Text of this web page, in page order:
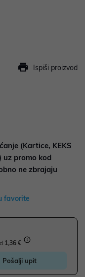
Ispiši proizvod
(Kartice, KEKS
uz promo kod
ne zbrajaju
favorite
1,36 €
Pošalji upit